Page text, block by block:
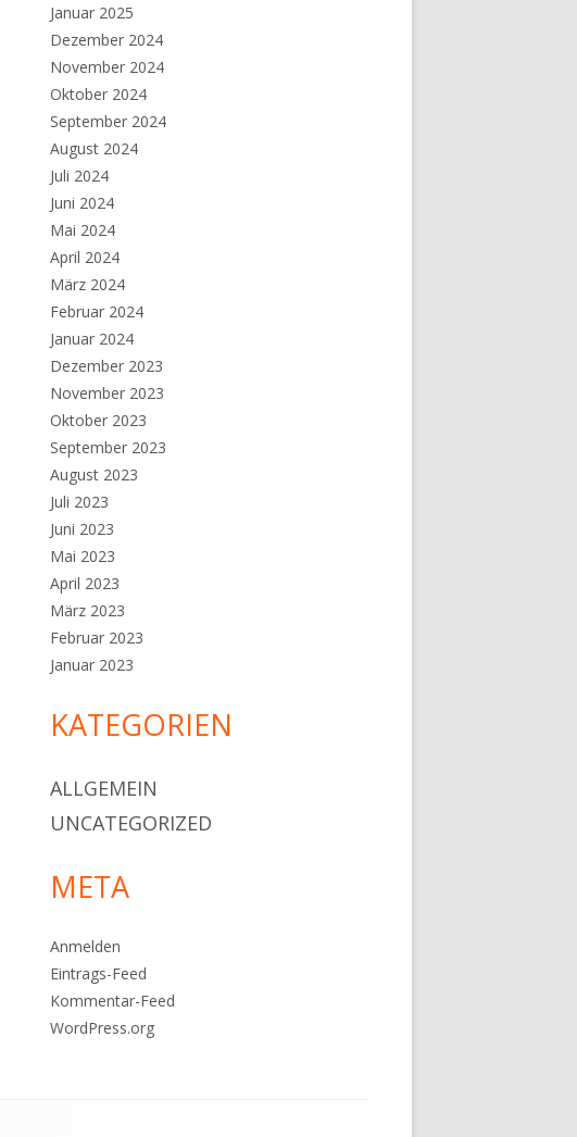
Januar 2025
Dezember 2024
November 2024
Oktober 2024
September 2024
August 2024
Juli 2024
Juni 2024
Mai 2024
April 2024
März 2024
Februar 2024
Januar 2024
Dezember 2023
November 2023
Oktober 2023
September 2023
August 2023
Juli 2023
Juni 2023
Mai 2023
April 2023
März 2023
Februar 2023
Januar 2023
KATEGORIEN
ALLGEMEIN
UNCATEGORIZED
META
Anmelden
Eintrags-Feed
Kommentar-Feed
WordPress.org